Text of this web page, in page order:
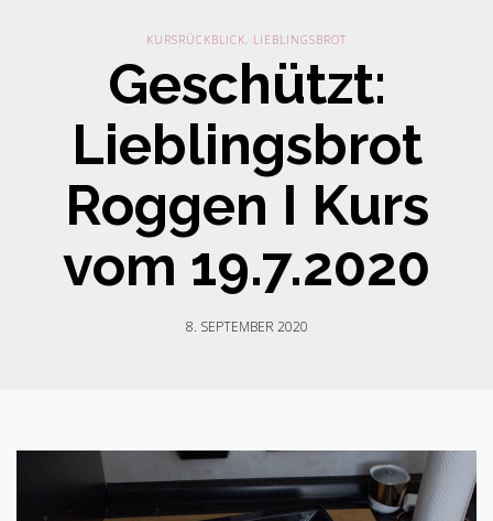
KURSRÜCKBLICK, LIEBLINGSBROT
Geschützt:
Lieblingsbrot
Roggen I Kurs
vom 19.7.2020
8. SEPTEMBER 2020